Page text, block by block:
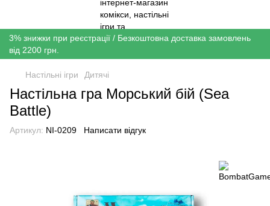
3% знижки при реєстрації / Безкоштовна доставка замовлень
від 2200 грн.
Настільні ігри Дитячі
Настільна гра Морський бій (Sea
Battle)
Артикул: NI-0209 Написати відгук